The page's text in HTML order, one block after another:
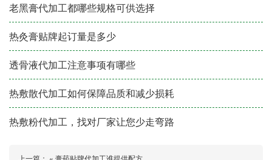
老黑膏代加工都哪些规格可供选择
热灸膏贴牌起订量是多少
透骨液代加工注意事项有哪些
热敷散代加工如何保障品质和减少损耗
热敷粉代加工，找对厂家让您少走弯路
上一篇： « 膏药贴牌代加工谁提供配方